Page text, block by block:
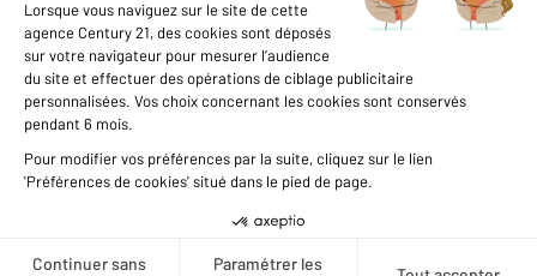
International
Nous contacter
Données personnelles
Gestionnaire des cookies